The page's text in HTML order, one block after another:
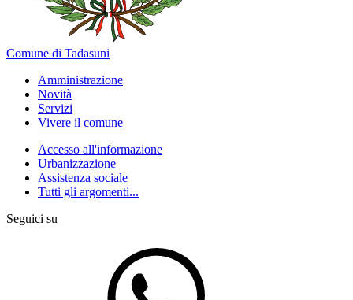
Comune di Tadasuni
Amministrazione
Novità
Servizi
Vivere il comune
Accesso all'informazione
Urbanizzazione
Assistenza sociale
Tutti gli argomenti...
Seguici su